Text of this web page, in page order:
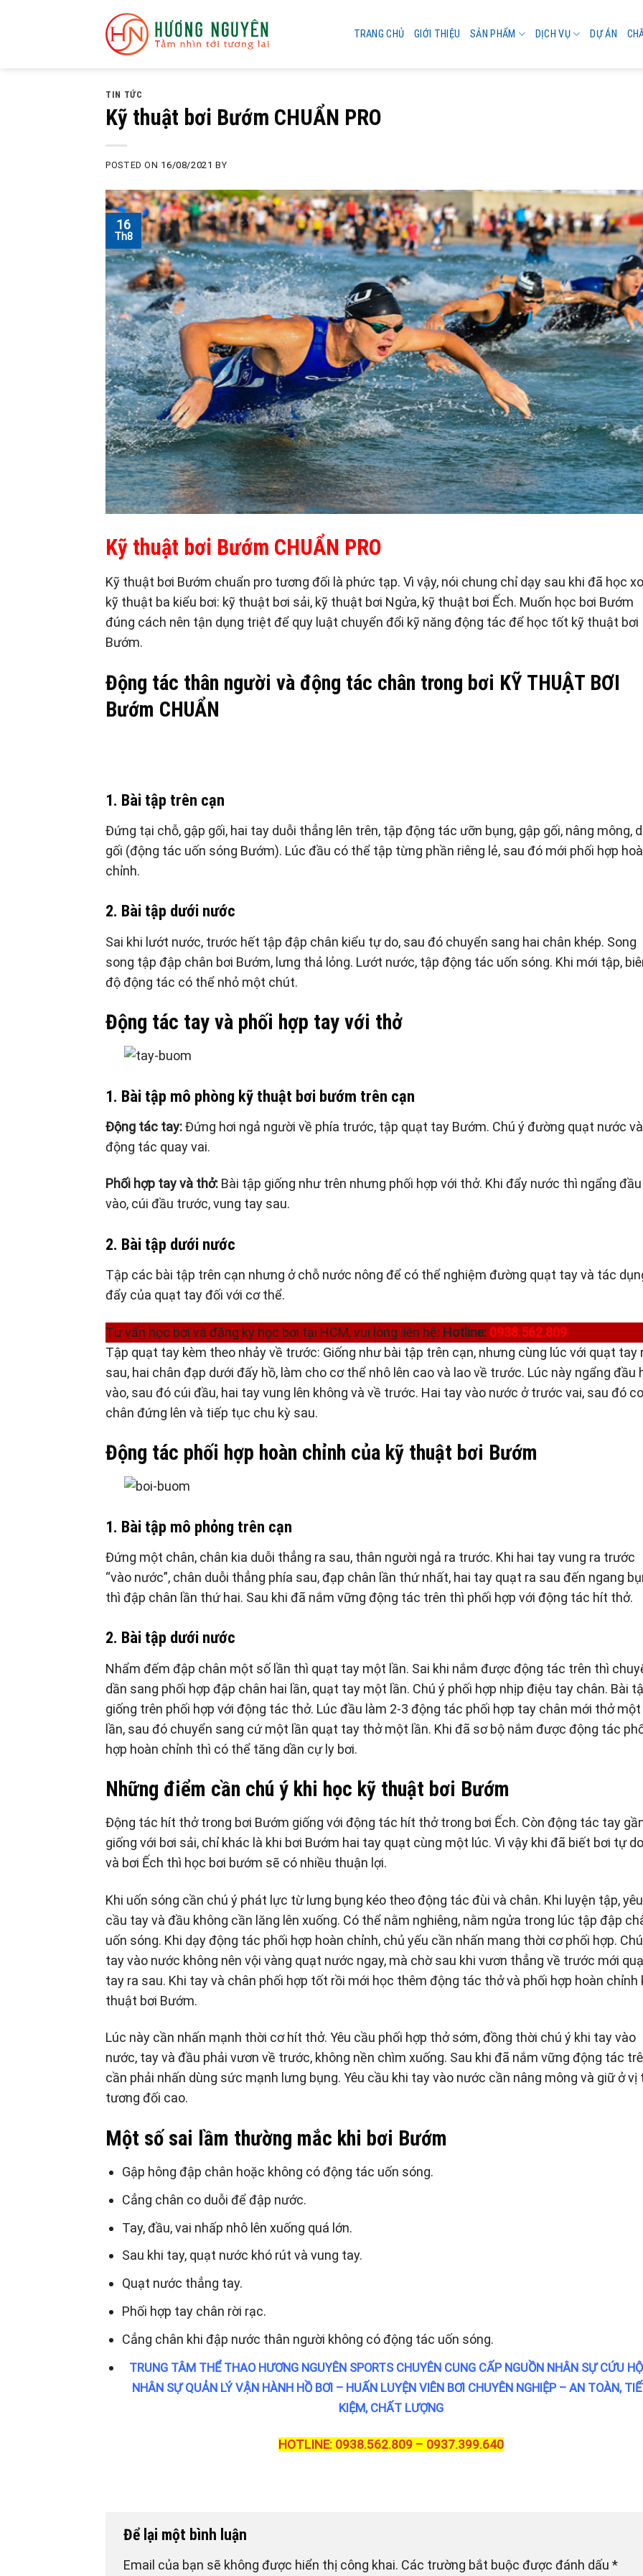
TRANG CHỦ GIỚI THIỆU SẢN PHẨM DỊCH VỤ DỰ ÁN
TIN TỨC
Kỹ thuật bơi Bướm CHUẨN PRO
POSTED ON 16/08/2021 BY
16
Th8
Kỹ thuật bơi Bướm CHUẨN PRO
Kỹ thuật bơi Bướm chuẩn pro tương đối là phức tạp. Vì vậy, nói chung chỉ dạy sau khi đã học
kỹ thuật ba kiểu bơi: kỹ thuật bơi sải, kỹ thuật bơi Ngửa, kỹ thuật bơi Ếch. Muốn học bơi Bướm
đúng cách nên tận dụng triệt để quy luật chuyển đổi kỹ năng động tác để học tốt kỹ thuật bơi
Bướm.
Động tác thân người và động tác chân trong bơi KỸ THUẬT BƠI
Bướm CHUẨN
1. Bài tập trên cạn
Đứng tại chỗ, gập gối, hai tay duỗi thẳng lên trên, tập động tác ưỡn bụng, gập gối, nâng mông,
gối (động tác uốn sóng Bướm). Lúc đầu có thể tập từng phần riêng lẻ, sau đó mới phối hợp
chỉnh.
2. Bài tập dưới nước
Sai khi lướt nước, trước hết tập đập chân kiểu tự do, sau đó chuyển sang hai chân khép. Song
song tập đập chân bơi Bướm, lưng thả lỏng. Lướt nước, tập động tác uốn sóng. Khi mới tập,
độ động tác có thể nhỏ một chút.
Động tác tay và phối hợp tay với thở
1. Bài tập mô phòng kỹ thuật bơi bướm trên cạn
Động tác tay:Đứng hơi ngả người về phía trước, tập quạt tay Bướm. Chú ý đường quạt nước và
động tác quay vai.
Phối hợp tay và thở: Bài tập giống như trên nhưng phối hợp với thở. Khi đẩy nước thì ngẩng
vào, cúi đầu trước, vung tay sau.
2. Bài tập dưới nước
Tập các bài tập trên cạn nhưng ở chỗ nước nông để có thể nghiệm đường quạt tay và tác
đẩy của quạt tay đối với cơ thể.
Tư vấn học bơi và đăng ký học bơi tại HCM, vui lòng liên hệ: Hotline: 0938.562.809
Tập quạt tay kèm theo nhảy về trước: Giống như bài tập trên cạn, nhưng cùng lúc với quạt tay
sau, hai chân đạp dưới đấy hồ, làm cho cơ thể nhô lên cao và lao về trước. Lúc này ngẩng đầu
vào, sau đó cúi đầu, hai tay vung lên không và về trước. Hai tay vào nước ở trước vai, sau đó co
chân đứng lên và tiếp tục chu kỳ sau.
Động tác phối hợp hoàn chỉnh của kỹ thuật bơi Bướm
1. Bài tập mô phỏng trên cạn
Đứng một chân, chân kia duỗi thẳng ra sau, thân người ngả ra trước. Khi hai tay vung ra trước
“vào nước”, chân duỗi thẳng phía sau, đạp chân lần thứ nhất, hai tay quạt ra sau đến ngang
thì đập chân lần thứ hai. Sau khi đã nắm vững động tác trên thì phối hợp với động tác hít thở.
2. Bài tập dưới nước
Nhẩm đếm đập chân một số lần thì quạt tay một lần. Sai khi nắm được động tác trên thì
dần sang phối hợp đập chân hai lần, quạt tay một lần. Chú ý phối hợp nhịp điệu tay chân. Bài
giống trên phối hợp với động tác thở. Lúc đầu làm 2-3 động tác phối hợp tay chân mới thở một
lần, sau đó chuyển sang cứ một lần quạt tay thở một lần. Khi đã sơ bộ nắm được động tác
hợp hoàn chỉnh thì có thể tăng dần cự ly bơi.
Những điểm cần chú ý khi học kỹ thuật bơi Bướm
Động tác hít thở trong bơi Bướm giống với động tác hít thở trong bơi Ếch. Còn động tác tay
giống với bơi sải, chỉ khác là khi bơi Bướm hai tay quạt cùng một lúc. Vì vậy khi đã biết bơi tự do
và bơi Ếch thì học bơi bướm sẽ có nhiều thuận lợi.
Khi uốn sóng cần chú ý phát lực từ lưng bụng kéo theo động tác đùi và chân. Khi luyện tập, yêu
cầu tay và đầu không cần lăng lên xuống. Có thể nằm nghiêng, nằm ngửa trong lúc tập đập
uốn sóng. Khi dạy động tác phối hợp hoàn chỉnh, chủ yếu cần nhấn mang thời cơ phối hợp.
tay vào nước không nên vội vàng quạt nước ngay, mà chờ sau khi vươn thẳng về trước mới
tay ra sau. Khi tay và chân phối hợp tốt rồi mới học thêm động tác thở và phối hợp hoàn chỉnh
thuật bơi Bướm.
Lúc này cần nhấn mạnh thời cơ hít thở. Yêu cầu phối hợp thở sớm, đồng thời chú ý khi tay vào
nước, tay và đầu phải vươn về trước, không nền chìm xuống. Sau khi đã nắm vững động tác
cần phải nhấn dùng sức mạnh lưng bụng. Yêu cầu khi tay vào nước cần nâng mông và giữ ở vị
tương đối cao.
Một số sai lầm thường mắc khi bơi Bướm
Gập hông đập chân hoặc không có động tác uốn sóng.
Cẳng chân co duỗi để đập nước.
Tay, đầu, vai nhấp nhô lên xuống quá lớn.
Sau khi tay, quạt nước khó rút và vung tay.
Quạt nước thẳng tay.
Phối hợp tay chân rời rạc.
Cẳng chân khi đập nước thân người không có động tác uốn sóng.
TRUNG TÂM THỂ THAO HƯƠNG NGUYÊN SPORTS CHUYÊN CUNG CẤP NGUỒN NHÂN SỰ CỨU
NHÂN SỰ QUẢN LÝ VẬN HÀNH HỒ BƠI – HUẤN LUYỆN VIÊN BƠI CHUYÊN NGHIỆP – AN TOÀN,
KIỆM, CHẤT LƯỢNG
HOTLINE: 0938.562.809 – 0937.399.640
Để lại một bình luận
Email của bạn sẽ không được hiển thị công khai. Các trường bắt buộc được đánh dấu *